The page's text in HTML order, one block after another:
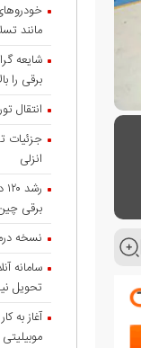
مانند
شایعه
برقی را
انتقال
جزئیات
انزلی
برقی
نسخه
سامانه
تحویل
آغاز به
موبیلیتی